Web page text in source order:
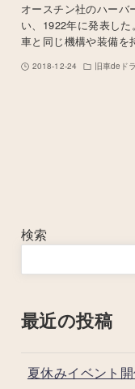
オースチン社のハー
い、1922年に発表し
車と同じ機構や装備を
2018-12-24 旧車deド
検索
最近の投稿
夏休みイベント